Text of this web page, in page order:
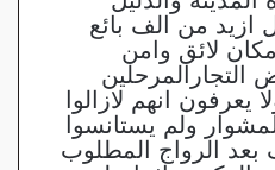
ازيد من الف بائع
لائق وامن
انهم لازالوا
ولم يستانسوا
الرواج المطلوب